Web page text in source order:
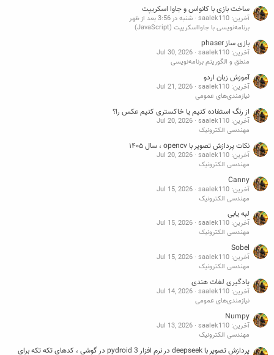
ساخت بازی با کانواس و جاوا اسکریپت
آخرین: saalek110
شنبه در 3:56 بعد از ظهر
برنامه‌نویسی با جاوااسکریپت (JavaScript)
بازی ساز phaser
آخرین: saalek110
Jul 30, 2026
منطق و الگوریتم برنامه‌نویسی
آموزش زبان اردو
آخرین: saalek110
Jul 21, 2026
نیازمندی‌های عمومی
از رنگ استفاده کنیم یا خاکستری کنیم عکس را؟
آخرین: saalek110
Jul 20, 2026
مهندسی الکترونیک
نکات پردازش تصویر با opencv ، سال ۱۴۰۵
آخرین: saalek110
Jul 20, 2026
مهندسی الکترونیک
Canny
آخرین: saalek110
Jul 15, 2026
مهندسی الکترونیک
لبه یابی
آخرین: saalek110
Jul 15, 2026
مهندسی الکترونیک
Sobel
آخرین: saalek110
Jul 15, 2026
مهندسی الکترونیک
یادگیری لغات هندی
آخرین: saalek110
Jul 14, 2026
نیازمندی‌های عمومی
Numpy
آخرین: saalek110
Jul 13, 2026
مهندسی الکترونیک
پردازش تصویر با deepseek در نرم افزار pydroid 3 در گوشی ، کدهای تکه تکه برای